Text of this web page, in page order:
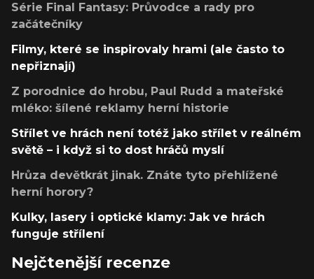
Série Final Fantasy: Průvodce a rady pro
začátečníky
Filmy, které se inspirovaly hrami (ale často to
nepřiznají)
Z porodnice do hrobu, Paul Rudd a mateřské
mléko: šílené reklamy herní historie
Střílet ve hrách není totéž jako střílet v reálném
světě – i když si to dost hráčů myslí
Hrůza devětkrát jinak. Znáte tyto přehlížené
herní horory?
Kulky, lasery i optické klamy: Jak ve hrách
funguje střílení
Nejčtenější recenze